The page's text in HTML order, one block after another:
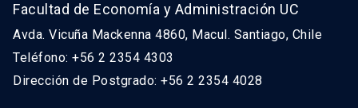
Facultad de Economía y Administración UC
Avda. Vicuña Mackenna 4860, Macul. Santiago, Chile
Teléfono: +56 2 2354 4303
Dirección de Postgrado: +56 2 2354 4028